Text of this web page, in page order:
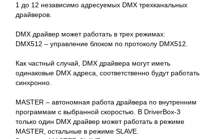
1 до 12 независимо адресуемых DMX трехканальных
драйверов.
DMX драйвер может работать в трех режимах:
DMX512 – управление блоком по протоколу DMX512.
Как частный случай, DMX драйвера могут иметь
одинаковые DMX адреса, соответственно будут работать
синхронно.
MASTER – автономная работа драйвера по внутренним
программам с выбранной скоростью. В DriverBox-3
только один DMX драйвер может работать в режиме
MASTER, остальные в режиме SLAVE.